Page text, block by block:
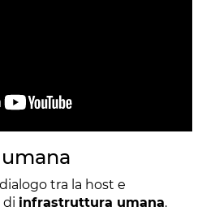
tra la host e
di infrastruttura umana.